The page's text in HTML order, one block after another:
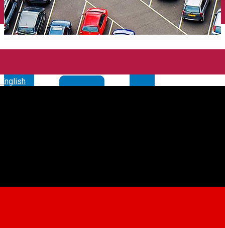
English